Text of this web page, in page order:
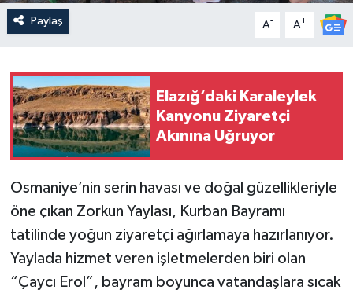
Paylaş A- A+
Elazığ’daki Karaleylek
Kanyonu Ziyaretçi
Akınına Uğruyor
Osmaniye’nin serin havası ve doğal güzellikleriyle
öne çıkan Zorkun Yaylası, Kurban Bayramı
tatilinde yoğun ziyaretçi ağırlamaya hazırlanıyor.
Yaylada hizmet veren işletmelerden biri olan
“Çaycı Erol”, bayram boyunca vatandaşlara sıcak